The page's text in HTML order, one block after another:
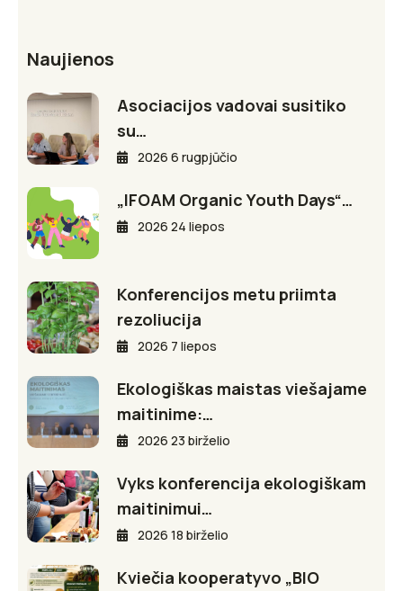
Naujienos
Asociacijos vadovai susitiko
su…
2026 6 rugpjūčio
„IFOAM Organic Youth Days“…
2026 24 liepos
Konferencijos metu priimta
rezoliucija
2026 7 liepos
Ekologiškas maistas viešajame
maitinime:…
2026 23 birželio
Vyks konferencija ekologiškam
maitinimui…
2026 18 birželio
Kviečia kooperatyvo „BIO